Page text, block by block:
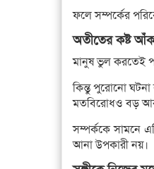
ফলে সম্পর্কের
অতীতের কষ্ট
মানুষ ভুল করতেই
কিন্তু পুরোনো ঘটনা
মতবিরোধও বড়
সম্পর্ককে সামনে
আনা উপকারী নয়।